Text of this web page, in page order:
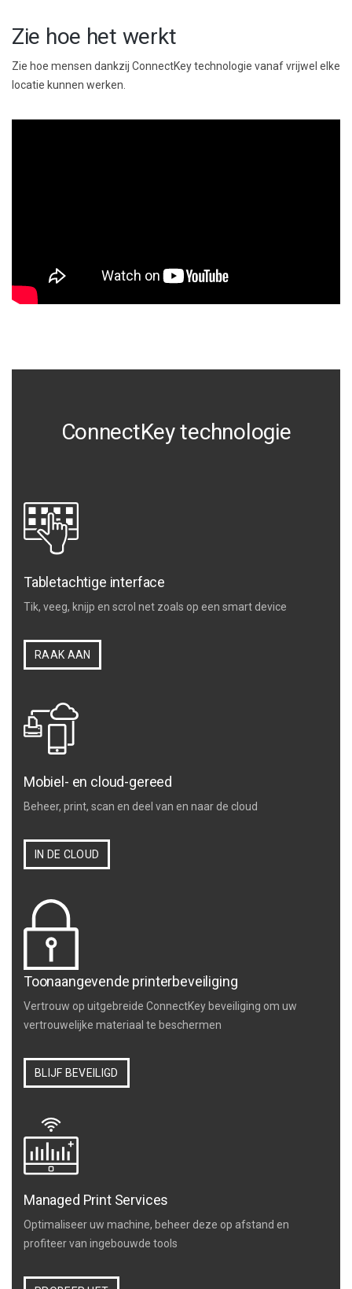
Zie hoe het werkt
Zie hoe mensen dankzij ConnectKey technologie vanaf vrijwel elke
locatie kunnen werken.
ConnectKey technologie
Tabletachtige interface
Tik, veeg, knijp en scrol net zoals op een smart device
RAAK AAN
Mobiel- en cloud-gereed
Beheer, print, scan en deel van en naar de cloud
IN DE CLOUD
Toonaangevende printerbeveiliging
Vertrouw op uitgebreide ConnectKey beveiliging om uw
vertrouwelijke materiaal te beschermen
BLIJF BEVEILIGD
Managed Print Services
Optimaliseer uw machine, beheer deze op afstand en
profiteer van ingebouwde tools